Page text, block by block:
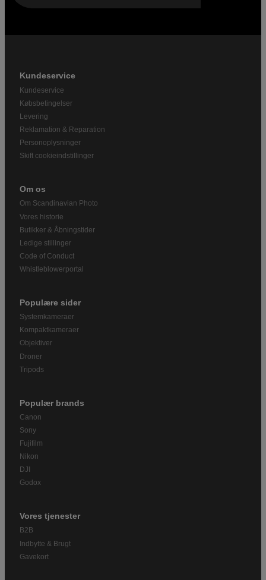
Kundeservice
Kundeservice
Købsbetingelser
Levering
Reklamation & Reparation
Personoplysninger
Skift cookieindstillinger
Om os
Om Scandinavian Photo
Vores historie
Butikker & Åbningstider
Ledige stillinger
Code of Conduct
Whistleblowerportal
Populære sider
Systemkameraer
Kompaktkameraer
Objektiver
Droner
Tripods
Populær brands
Canon
Sony
Fujifilm
Nikon
DJI
Godox
Vores tjenester
B2B
Indbytte & Brugt
Gavekort